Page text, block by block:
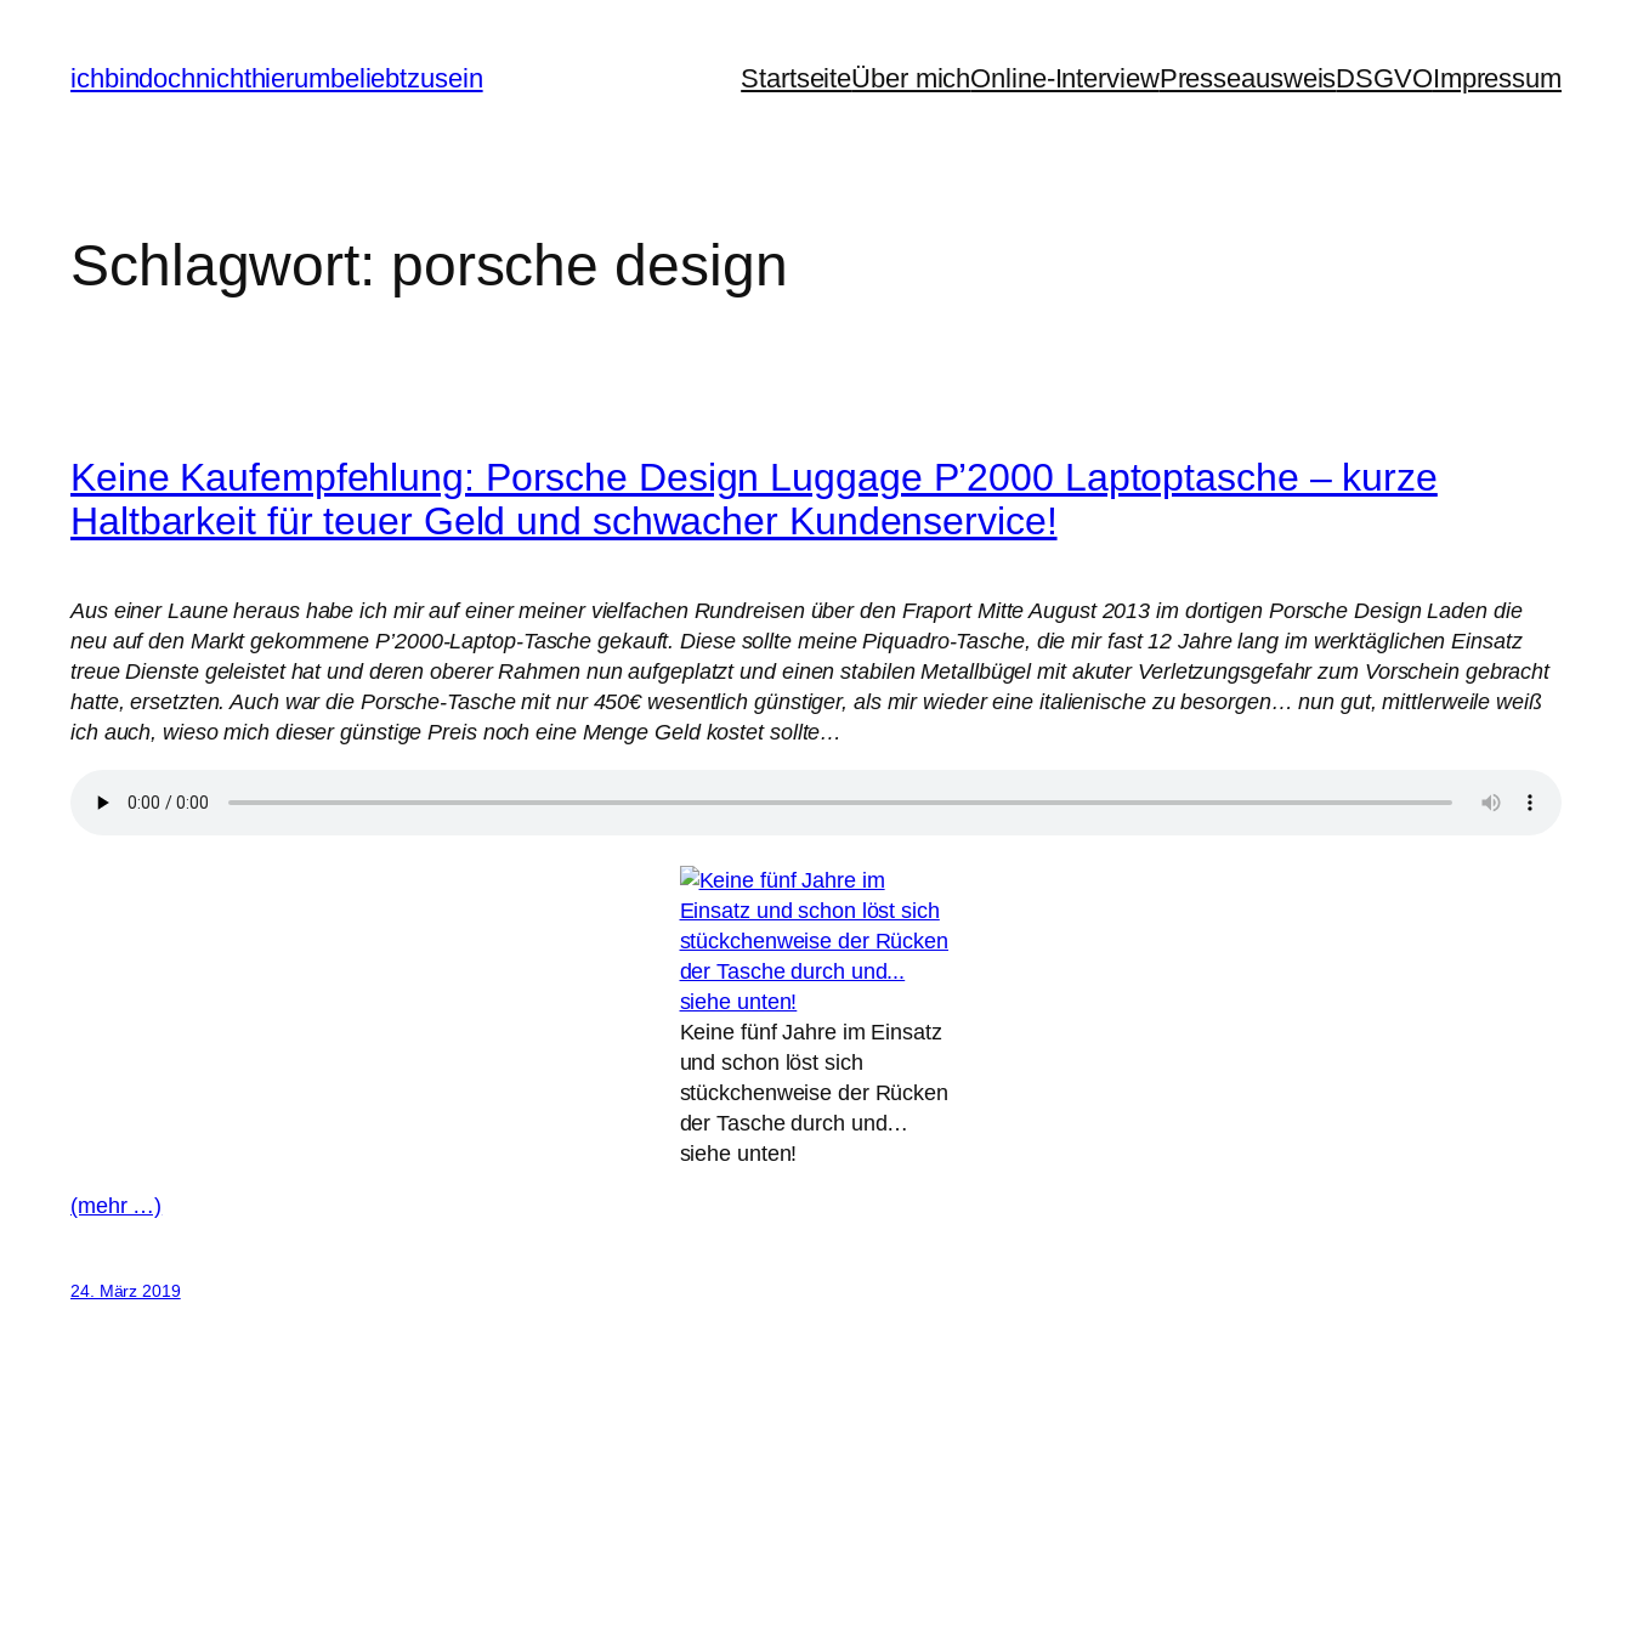
Inhalt
springen
ichbindochnichthierumbeliebtzusein StartseiteÜber michOnline-InterviewPresseausweisDSGVOImpressum
Schlagwort: porsche design
Keine Kaufempfehlung: Porsche Design Luggage P’2000 Laptoptasche – kurze
Haltbarkeit für teuer Geld und schwacher Kundenservice!
Aus einer Laune heraus habe ich mir auf einer meiner vielfachen Rundreisen über den Fraport Mitte August 2013 im dortigen Porsche Design Laden die
neu auf den Markt gekommene P’2000-Laptop-Tasche gekauft. Diese sollte meine Piquadro-Tasche, die mir fast 12 Jahre lang im werktäglichen Einsatz
treue Dienste geleistet hat und deren oberer Rahmen nun aufgeplatzt und einen stabilen Metallbügel mit akuter Verletzungsgefahr zum Vorschein gebracht
hatte, ersetzten. Auch war die Porsche-Tasche mit nur 450€ wesentlich günstiger, als mir wieder eine italienische zu besorgen… nun gut, mittlerweile weiß
ich auch, wieso mich dieser günstige Preis noch eine Menge Geld kostet sollte…
Keine fünf Jahre im Einsatz
und schon löst sich
stückchenweise der Rücken
der Tasche durch und…
siehe unten!
(mehr …)
24. März 2019